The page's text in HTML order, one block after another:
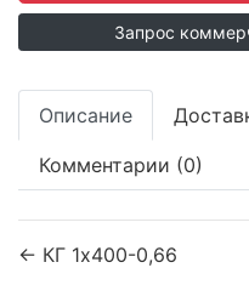
Запрос
Описание
Комментарии (0)
← КГ 1х400-0,66